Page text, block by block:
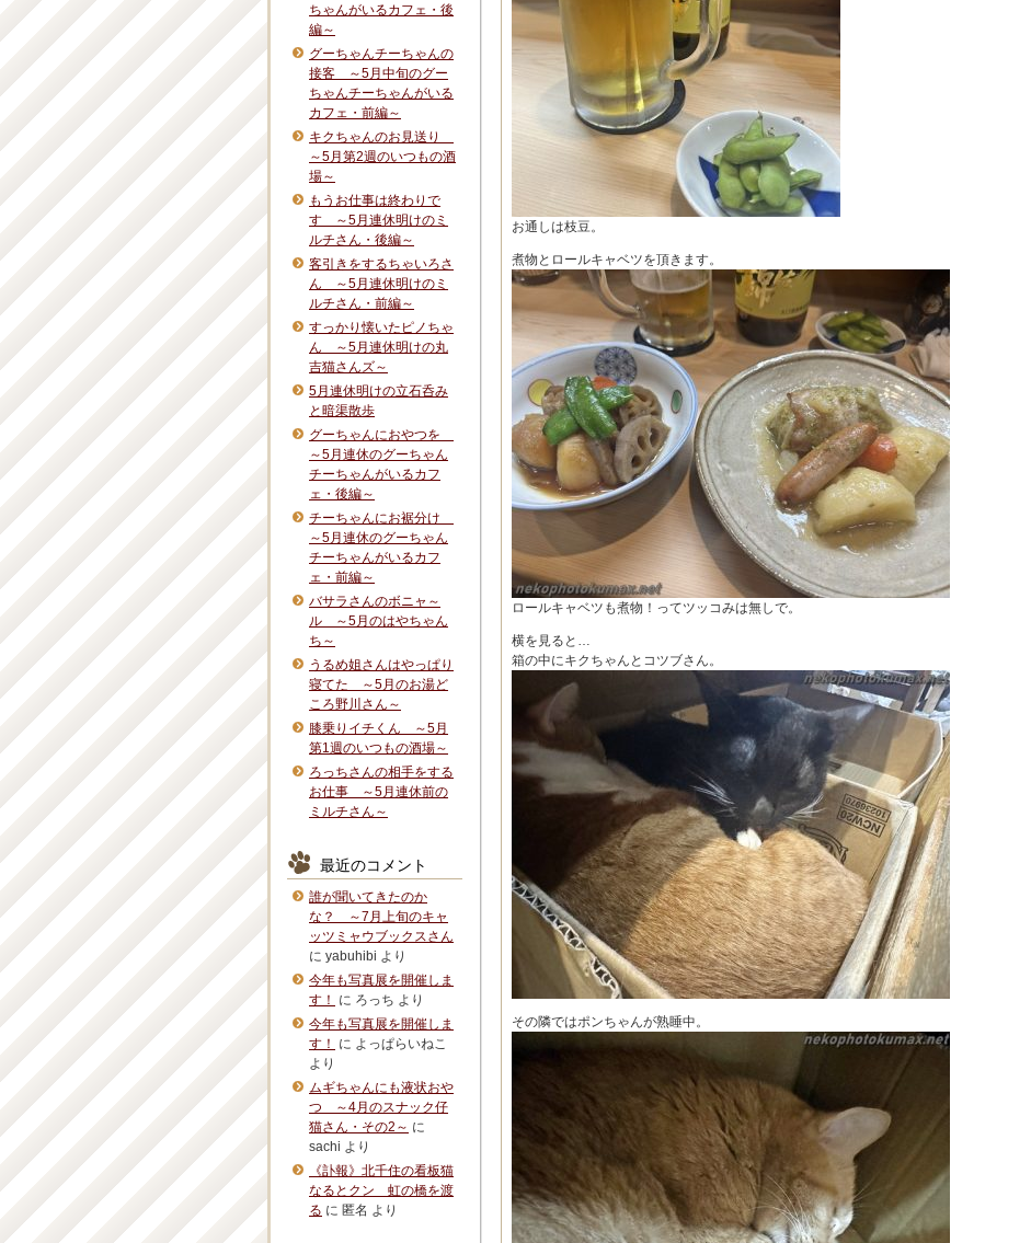
お通しは枝豆。
煮物とロールキャベツを頂きます。
ロールキャベツも煮物！ってツッコみは無しで。
横を見ると…
箱の中にキクちゃんとコツブさん。
その隣ではポンちゃんが熟睡中。
ちゃんがいるカフェ・後
編～
グーちゃんチーちゃんの
接客 ～5月中旬のグー
ちゃんチーちゃんがいる
カフェ・前編～
キクちゃんのお見送り
～5月第2週のいつもの酒
場～
もうお仕事は終わりで
す ～5月連休明けのミ
ルチさん・後編～
客引きをするちゃいろさ
ん ～5月連休明けのミ
ルチさん・前編～
すっかり懐いたピノちゃ
ん ～5月連休明けの丸
吉猫さんズ～
5月連休明けの立石呑み
と暗渠散歩
グーちゃんにおやつを
～5月連休のグーちゃん
チーちゃんがいるカフ
ェ・後編～
チーちゃんにお裾分け
～5月連休のグーちゃん
チーちゃんがいるカフ
ェ・前編～
バサラさんのボニャ～
ル ～5月のはやちゃん
ち～
うるめ姐さんはやっぱり
寝てた ～5月のお湯ど
ころ野川さん～
膝乗りイチくん ～5月
第1週のいつもの酒場～
ろっちさんの相手をする
お仕事 ～5月連休前の
ミルチさん～
最近のコメント
誰が聞いてきたのか
な？ ～7月上旬のキャ
ッツミャウブックスさん
に yabuhibi より
今年も写真展を開催しま
す！
に ろっち より
今年も写真展を開催しま
す！
に よっぱらいねこ
より
ムギちゃんにも液状おや
つ ～4月のスナック仔
猫さん・その2～ に
sachi より
《訃報》北千住の看板猫
なるとクン 虹の橋を渡
る に 匿名 より